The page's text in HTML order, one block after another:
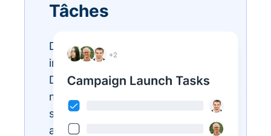
Tâches
Des listes de tâches
interminables ? Réalisez-les avec
Donorbox Tasks. Vous pouvez
maintenant organiser, prioriser et
simplifier toutes vos tâches
administratives quotidiennes, le